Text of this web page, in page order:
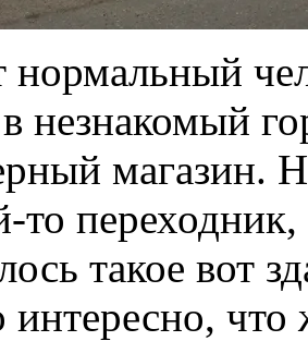
нормальный
незнакомый
магазин.
то
такое вот
интересно,